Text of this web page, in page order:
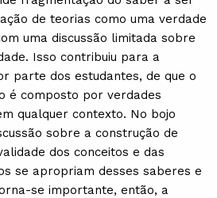
de teorias como uma verdade
uma discussão limitada sobre
Isso contribuiu para a
parte dos estudantes, de que o
é composto por verdades
qualquer contexto. No bojo
sobre a construção de
dos conceitos e das
se apropriam desses saberes e
se importante, então, a